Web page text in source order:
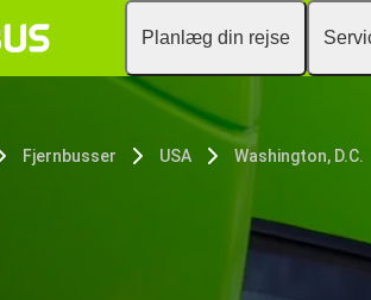
Planlæg din rejse
Fjernbusser USA Washington, D.C.